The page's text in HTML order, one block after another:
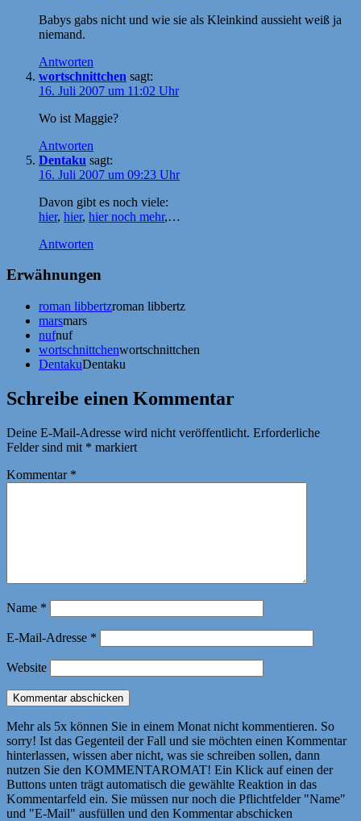
Babys gabs nicht und wie sie als Kleinkind aussieht weiß ja
niemand.
Antworten
wortschnittchen sagt:
16. Juli 2007 um 11:02 Uhr
Wo ist Maggie?
Antworten
Dentaku sagt:
16. Juli 2007 um 09:23 Uhr
Davon gibt es noch viele:
hier, hier, hier noch mehr,…
Antworten
Erwähnungen
roman libbertzroman libbertz
marsmars
nufnuf
wortschnittchenwortschnittchen
DentakuDentaku
Schreibe einen Kommentar
Deine E-Mail-Adresse wird nicht veröffentlicht. Erforderliche
Felder sind mit * markiert
Kommentar *
Name *
E-Mail-Adresse *
Website
Mehr als 5x können Sie in einem Monat nicht kommentieren. So
sorry! Ist das Gegenteil der Fall und sie möchten einen Kommentar
hinterlassen, wissen aber nicht, was sie schreiben sollen, dann
nutzen Sie den KOMMENTAROMAT! Ein Klick auf einen der
Buttons unten trägt automatisch die gewählte Reaktion in das
Kommentarfeld ein. Sie müssen nur noch die Pflichtfelder "Name"
und "E-Mail" ausfüllen und den Kommentar abschicken